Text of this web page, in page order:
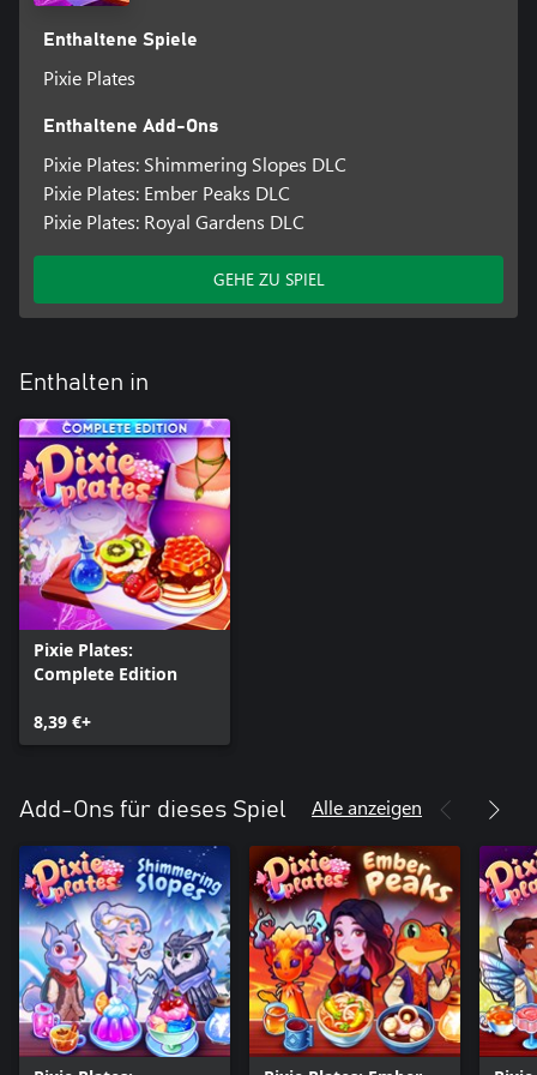
Enthaltene Spiele
Pixie Plates
Enthaltene Add-Ons
Pixie Plates: Shimmering Slopes DLC
Pixie Plates: Ember Peaks DLC
Pixie Plates: Royal Gardens DLC
GEHE ZU SPIEL
Enthalten in
Pixie Plates:
Complete Edition
8,39 €+
Add-Ons für dieses Spiel Alle anzeigen